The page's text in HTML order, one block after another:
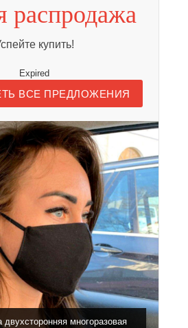
распродажа
купить!
Expired
ВСЕ ПРЕДЛОЖЕНИЯ
двухсторонняя многоразовая